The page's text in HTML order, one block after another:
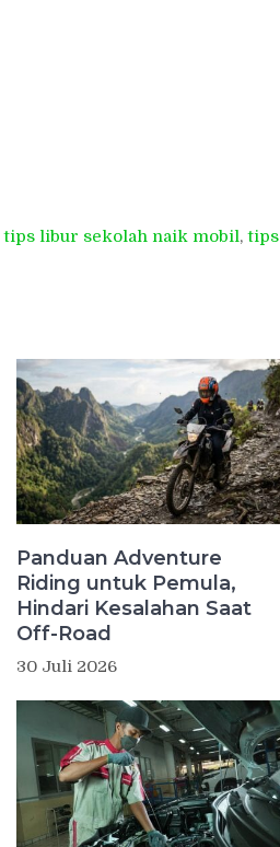
tips libur sekolah naik mobil, tips
Panduan Adventure
Riding untuk Pemula,
Hindari Kesalahan Saat
Off-Road
30 Juli 2026